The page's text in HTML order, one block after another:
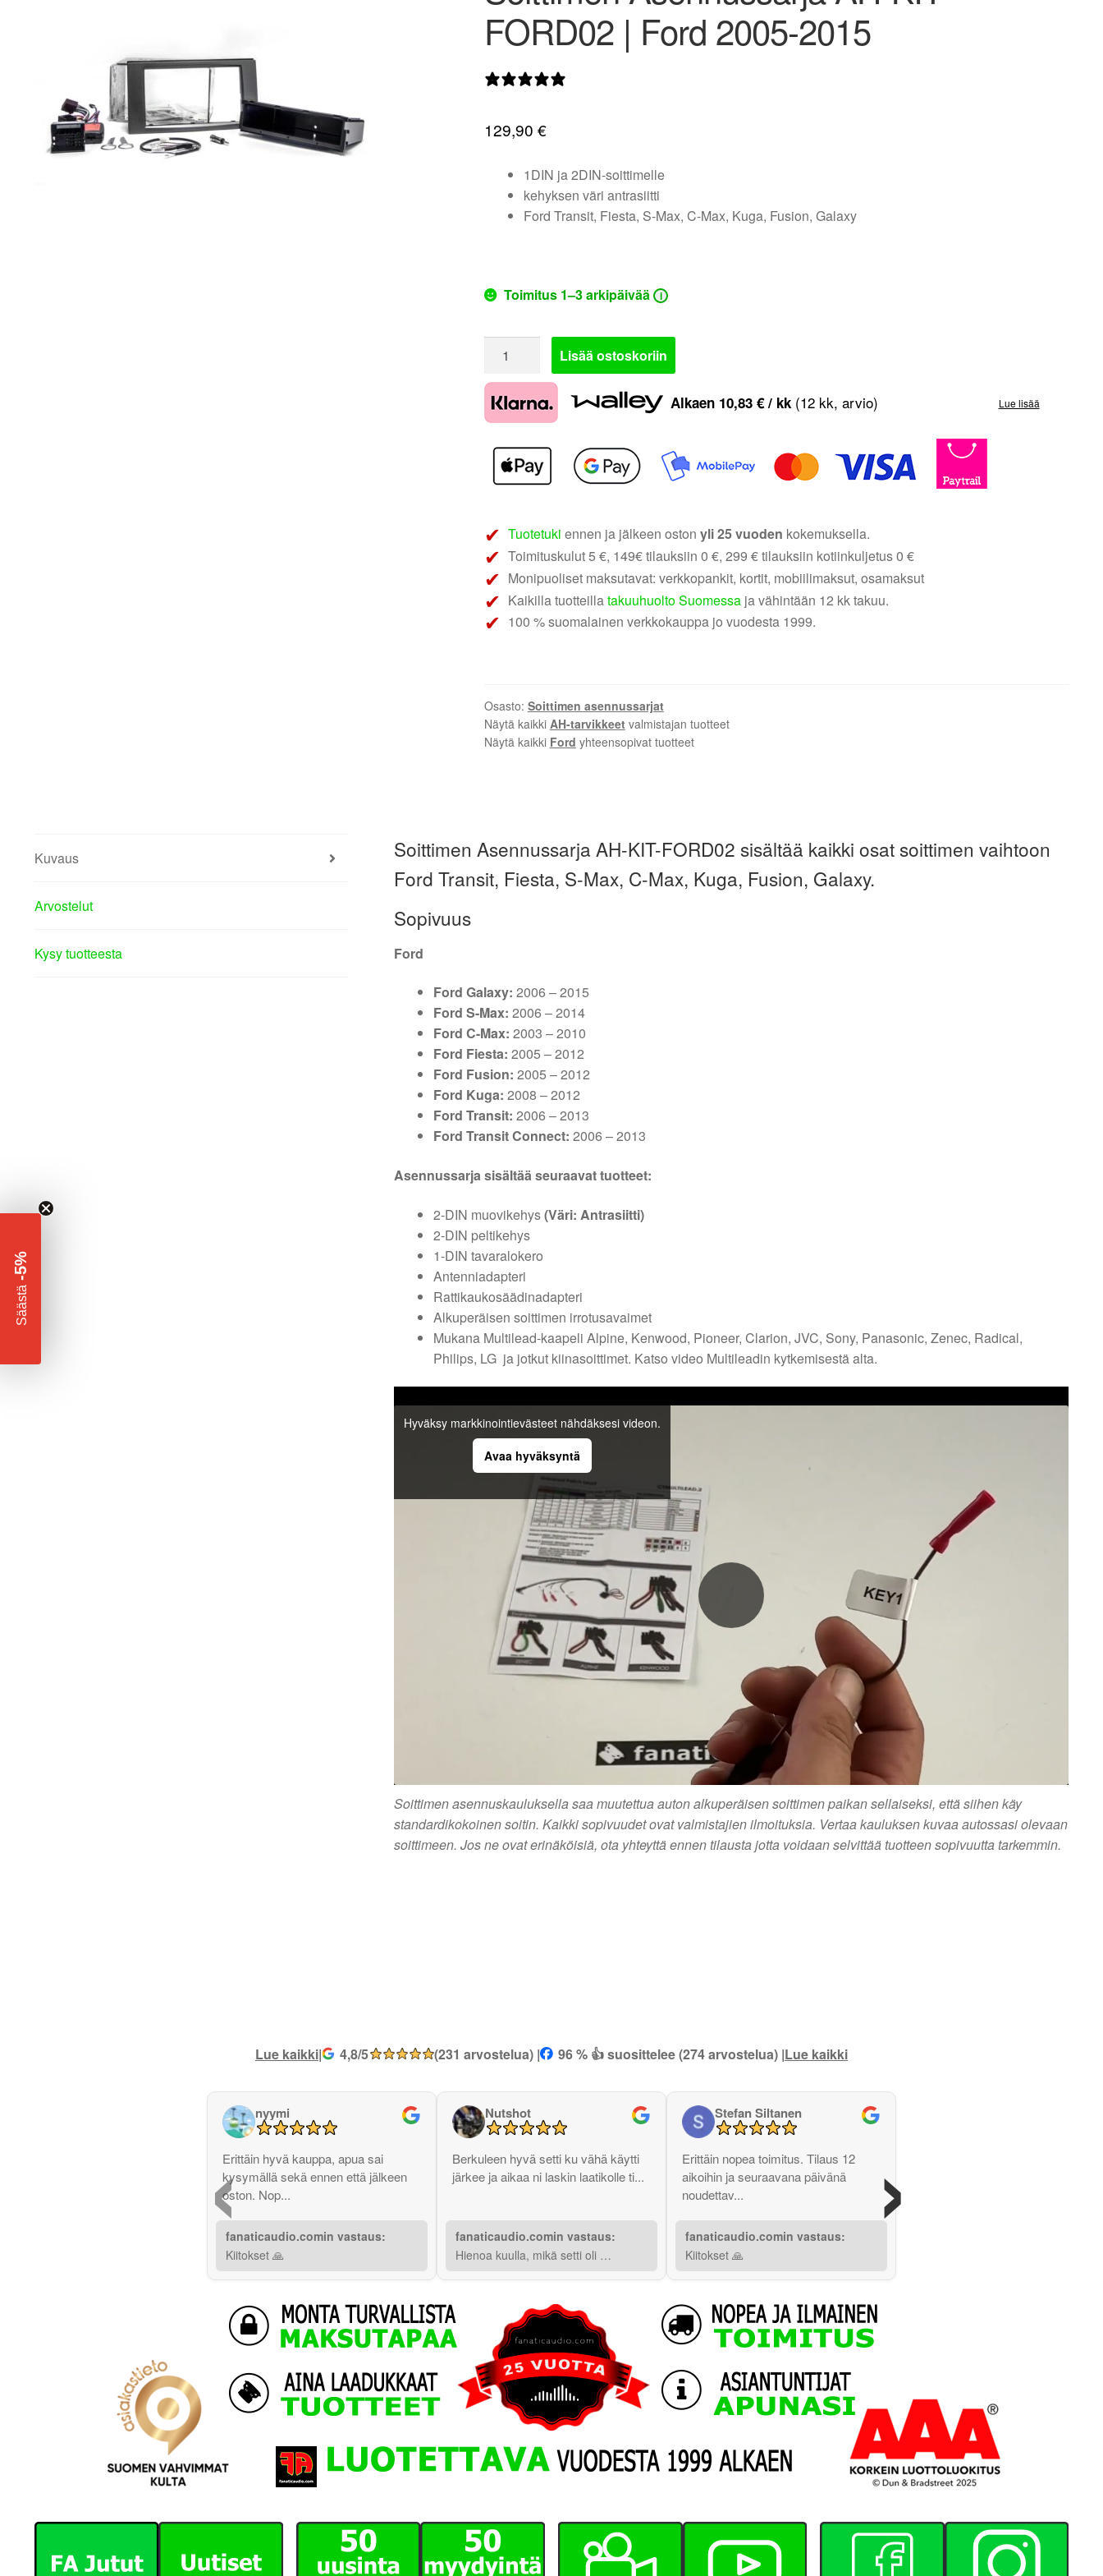
FORD02 | Ford 2005-2015
129,90 €
1DIN ja 2DIN-soittimelle
kehyksen väri antrasiitti
Ford Transit, Fiesta, S-Max, C-Max, Kuga, Fusion, Galaxy
Toimitus 1–3 arkipäivää i
Asennussarja
AH-
KIT-
FORD02
Ford
2005-
määrä
Lisää ostoskoriin
Alkaen 10,83 €/ kk(12 kk, arvio) Lue lisää
Tuotetuki ennen ja jälkeen oston yli 25 vuoden kokemuksella.
Toimituskulut 5 €, 149€ tilauksiin 0 €, 299 € tilauksiin kotiinkuljetus 0 €
Monipuoliset maksutavat: verkkopankit, kortit, mobiilimaksut, osamaksut
Kaikilla tuotteillatakuuhuolto Suomessaja vähintään 12 kk takuu.
100 % suomalainen verkkokauppa jo vuodesta 1999.
Osasto: Soittimen asennussarjat
Näytä kaikki AH-tarvikkeetvalmistajan tuotteet
Näytä kaikki Ford yhteensopivat tuotteet
Kuvaus
Arvostelut
Kysy tuotteesta
Soittimen Asennussarja AH-KIT-FORD02 sisältää kaikki osat soittimen vaihtoon
Ford Transit, Fiesta, S-Max, C-Max, Kuga, Fusion, Galaxy.
Sopivuus
Ford
Ford Galaxy: 2006 – 2015
Ford S-Max: 2006 – 2014
Ford C-Max: 2003 – 2010
Ford Fiesta: 2005 – 2012
Ford Fusion: 2005 – 2012
Ford Kuga: 2008 – 2012
Ford Transit: 2006 – 2013
Ford Transit Connect: 2006 – 2013
Asennussarja sisältää seuraavat tuotteet:
2-DIN muovikehys(Väri: Antrasiitti)
2-DIN peltikehys
1-DIN tavaralokero
Antenniadapteri
Rattikaukosäädinadapteri
Alkuperäisen soittimen irrotusavaimet
Mukana Multilead-kaapeli Alpine, Kenwood, Pioneer, Clarion, JVC, Sony, Panasonic, Zenec, Radical,
Philips, LG ja jotkut kiinasoittimet. Katso video Multileadin kytkemisestä alta.
Hyväksy markkinointievästeet nähdäksesi videon.
Avaa hyväksyntä
Soittimen asennuskauluksella saa muutettua auton alkuperäisen soittimen paikan sellaiseksi, että siihen käy
standardikokoinen soitin. Kaikki sopivuudet ovat valmistajien ilmoituksia. Vertaa kauluksen kuvaa autossasi olevaan
soittimeen. Jos ne ovat erinäköisiä, ota yhteyttä ennen tilausta jotta voidaan selvittää tuotteen sopivuutta tarkemmin.
Lue kaikki| 4,8/5 (231 arvostelua) | 96 % 👍 suosittelee (274 arvostelua) |Lue kaikki
‹
nyymi
Erittäin hyvä kauppa, apua sai
kysymällä sekä ennen että jälkeen
oston. Nop...
fanaticaudio.comin vastaus:
Kiitokset 🙏
Nutshot
Berkuleen hyvä setti ku vähä käytti
järkee ja aikaa ni laskin laatikolle ti...
fanaticaudio.comin vastaus:
Hienoa kuulla, mikä setti oli …
Stefan Siltanen
Erittäin nopea toimitus. Tilaus 12
aikoihin ja seuraavana päivänä
noudettav...
fanaticaudio.comin vastaus:
Kiitokset 🙏
›
Säästä
-5%